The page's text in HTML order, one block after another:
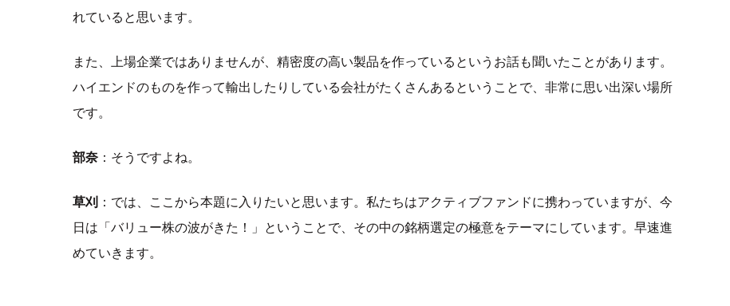
れていると思います。
また、上場企業ではありませんが、精密度の高い製品を作っているというお話も聞いたことがあります。
ハイエンドのものを作って輸出したりしている会社がたくさんあるということで、非常に思い出深い場所
です。
部奈：そうですよね。
草刈 ：では、ここから本題に入りたいと思います。私たちはアクティブファンドに携わっていますが、今
日は「バリュー株の波がきた！」ということで、その中の銘柄選定の極意をテーマにしています。早速進
めていきます。